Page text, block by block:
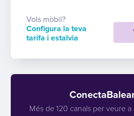
Vols mòbil?
Configura la teva
tarifa i estalvia
Més de 120 canals per veure